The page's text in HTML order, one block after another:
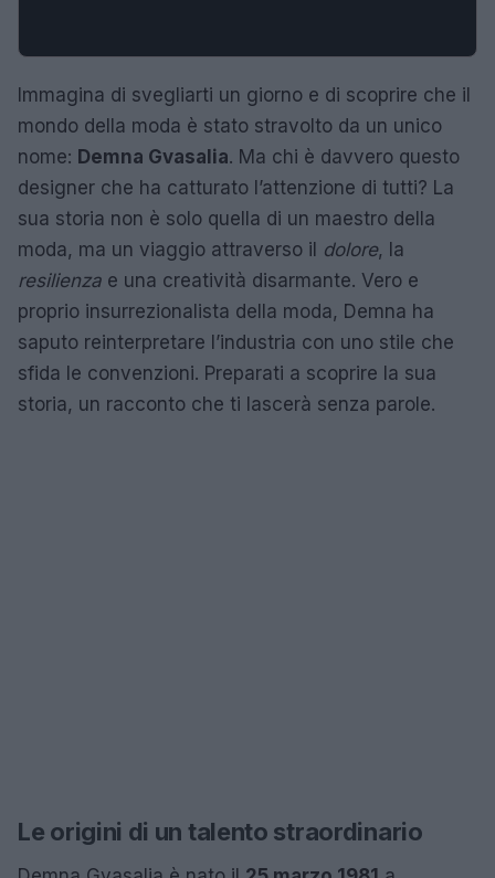
Immagina di svegliarti un giorno e di scoprire che il
mondo della moda è stato stravolto da un unico
nome: Demna Gvasalia. Ma chi è davvero questo
designer che ha catturato l’attenzione di tutti? La
sua storia non è solo quella di un maestro della
moda, ma un viaggio attraverso il dolore, la
resilienza e una creatività disarmante. Vero e
proprio insurrezionalista della moda, Demna ha
saputo reinterpretare l’industria con uno stile che
sfida le convenzioni. Preparati a scoprire la sua
storia, un racconto che ti lascerà senza parole.
Le origini di un talento straordinario